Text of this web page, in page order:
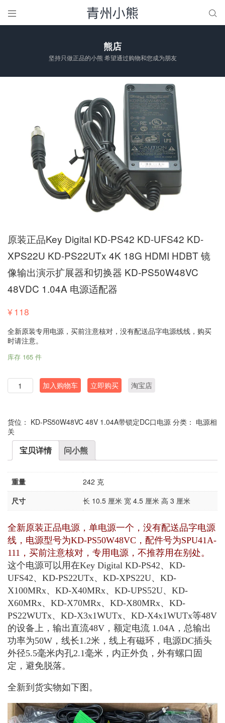
 
熊店
坚持只做正品的小熊 希望通过购物和您成为朋友
原装正品Key Digital KD-PS42 KD-UFS42 KD-
XPS22U KD-PS22UTx 4K 18G HDMI HDBT 镜
像输出演示扩展器和切换器 KD-PS50W48VC
48VDC 1.04A 电源适配器
¥118
全新原装专用电源，买前注意核对，没有配送品字电源线线，购买
时请注意。
库存 165 件
量
加入购物车 立即购买 淘宝店
货位： KD-PS50W48VC 48V 1.04A带锁定DC口电源 分类： 电源相
关
宝贝详情 问小熊
重量
242 克
尺寸
长 10.5 厘米 宽 4.5 厘米 高 3 厘米
全新原装正品电源，单电源一个，没有配送品字电源
线，电源型号为KD-PS50W48VC，配件号为SPU41A-
111，买前注意核对，专用电源，不推荐用在别处。
这个电源可以用在Key Digital KD-PS42、KD-
UFS42、KD-PS22UTx、KD-XPS22U、KD-
X100MRx、KD-X40MRx、KD-UPS52U、KD-
X60MRx、KD-X70MRx、KD-X80MRx、KD-
PS22WUTx、KD-X3x1WUTx、KD-X4x1WUTx等48V
的设备上，输出直流48V，额定电流 1.04A，总输出
功率为50W，线长1.2米，线上有磁环，电源DC插头
外径5.5毫米内孔2.1毫米，内正外负，外有螺口固
定，避免脱落。
全新到货实物如下图。